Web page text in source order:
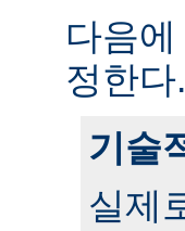
다음
정한다.
기술
실제